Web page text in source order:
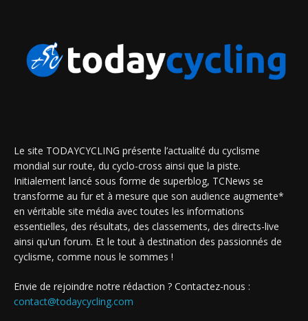
Le site TODAYCYCLING présente l’actualité du cyclisme
mondial sur route, du cyclo-cross ainsi que la piste.
Initialement lancé sous forme de superblog, TCNews se
transforme au fur et à mesure que son audience augmente*
en véritable site média avec toutes les informations
essentielles, des résultats, des classements, des directs-live
ainsi qu'un forum. Et le tout à destination des passionnés de
cyclisme, comme nous le sommes !
Envie de rejoindre notre rédaction ? Contactez-nous :
contact@todaycycling.com